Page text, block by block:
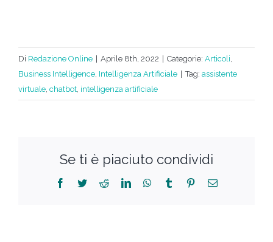
Di Redazione Online | Aprile 8th, 2022 | Categorie: Articoli
Business Intelligence Intelligenza Artificiale | Tag: assistente
virtuale chatbot intelligenza artificiale
Se ti è piaciuto condividi